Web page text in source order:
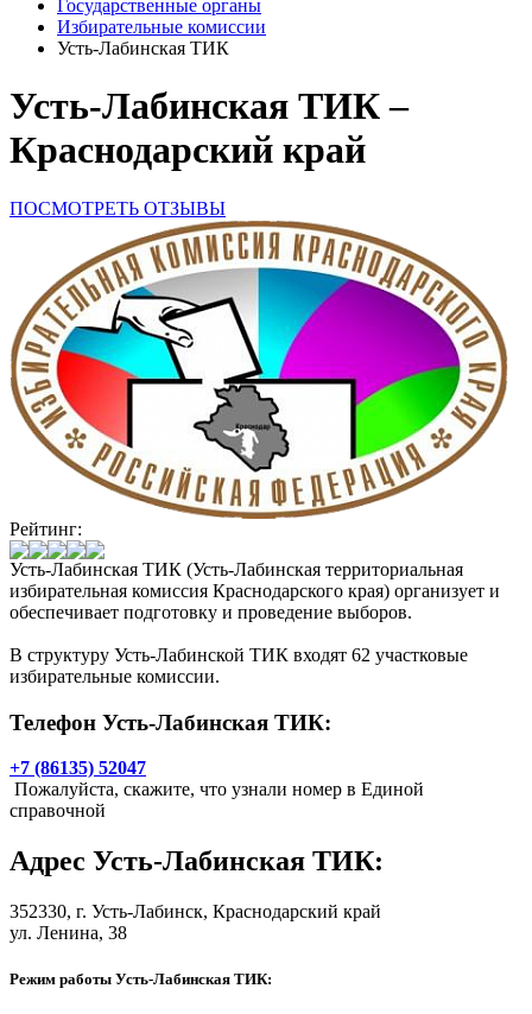
Государственные органы
Избирательные комиссии
Усть-Лабинская ТИК
Усть-Лабинская ТИК –
Краснодарский край
ПОСМОТРЕТЬ ОТЗЫВЫ
Рейтинг:
Усть-Лабинская ТИК (Усть-Лабинская территориальная
избирательная комиссия Краснодарского края) организует и
обеспечивает подготовку и проведение выборов.
В структуру Усть-Лабинской ТИК входят 62 участковые
избирательные комиссии.
Телефон Усть-Лабинская ТИК:
+7 (86135) 52047
Пожалуйста, скажите, что узнали номер в Единой
справочной
Адрес Усть-Лабинская ТИК:
352330, г. Усть-Лабинск, Краснодарский край
ул. Ленина, 38
Режим работы Усть-Лабинская ТИК: